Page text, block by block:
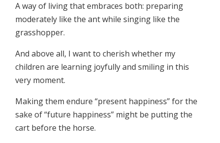
A way of living that embraces both: preparing
moderately like the ant while singing like the
grasshopper.
And above all, I want to cherish whether my
children are learning joyfully and smiling in this
very moment.
Making them endure “present happiness” for the
sake of “future happiness” might be putting the
cart before the horse.